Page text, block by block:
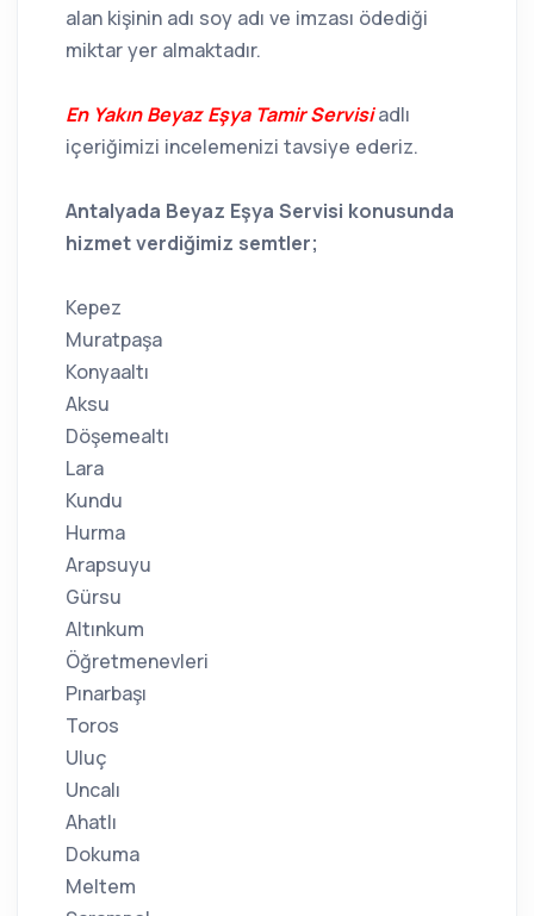
alan kişinin adı soy adı ve imzası ödediği
miktar yer almaktadır.
En Yakın Beyaz Eşya Tamir Servisiadlı
içeriğimizi incelemenizi tavsiye ederiz.
Antalyada Beyaz Eşya Servisi konusunda
hizmet verdiğimiz semtler;
Kepez
Muratpaşa
Konyaaltı
Aksu
Döşemealtı
Lara
Kundu
Hurma
Arapsuyu
Gürsu
Altınkum
Öğretmenevleri
Pınarbaşı
Toros
Uluç
Uncalı
Ahatlı
Dokuma
Meltem